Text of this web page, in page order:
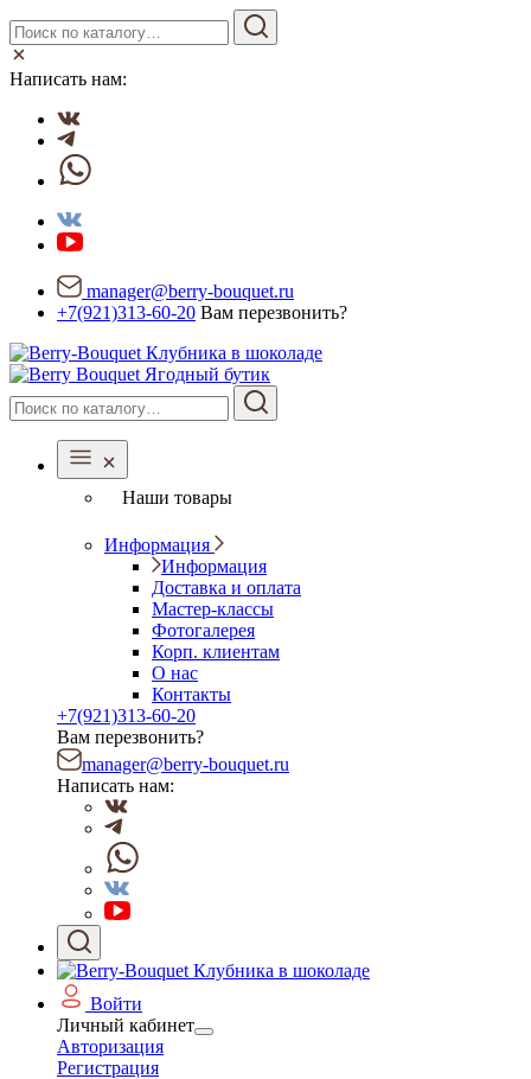
Написать нам:
manager@berry-bouquet.ru
+7(921)313-60-20 Вам перезвонить?
Ягодный бутик
Наши товары
Информация
Информация
Доставка и оплата
Мастер-классы
Фотогалерея
Корп. клиентам
О нас
Контакты
+7(921)313-60-20
Вам перезвонить?
manager@berry-bouquet.ru
Написать нам:
Войти
Личный кабинет
Авторизация
Регистрация